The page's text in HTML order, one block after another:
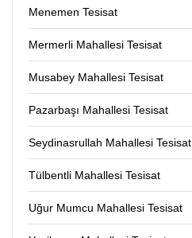
Menemen Tesisat
Mermerli Mahallesi Tesisat
Musabey Mahallesi Tesisat
Pazarbaşı Mahallesi Tesisat
Seydinasrullah Mahallesi Tesisat
Tülbentli Mahallesi Tesisat
Uğur Mumcu Mahallesi Tesisat